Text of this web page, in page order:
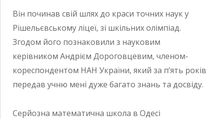
Він починав свій шлях до краси точних наук у
Рішельєвському ліцеї, зі шкільних олімпіад.
Згодом його познаковили з науковим
керівником Андрієм Дороговцевим, членом-
кореспондентом НАН України, який за п’ять років
передав учню мені дуже багато знань та досвіду.
Серйозна математична школа в Одесі